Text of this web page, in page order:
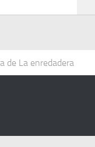
de La enredadera